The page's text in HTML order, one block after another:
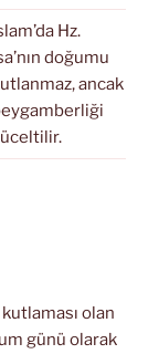
Hz.
doğumu
ancak
olan
günü olarak